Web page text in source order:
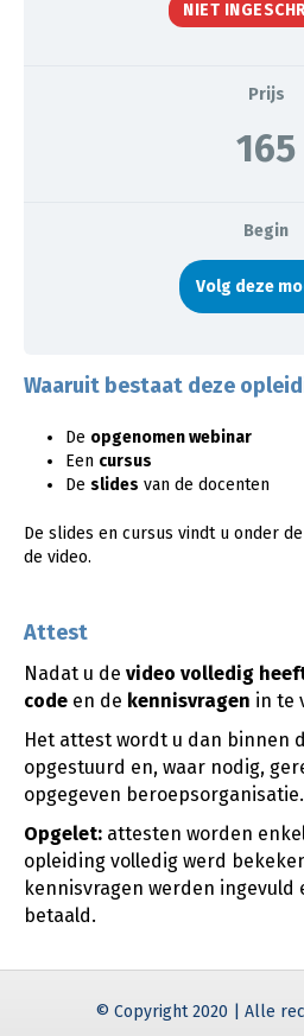
NIET
Prijs
165
Begin
Volg deze
Waaruit bestaat deze
De opgenomen webinar
Een cursus
De slides van de docenten
De slides en cursus vindt u onder
de video.
Attest
Nadat u de video volledig
code en de kennisvragen in te
Het attest wordt u dan binnen
opgestuurd en, waar nodig,
opgegeven beroepsorganisatie.
Opgelet: attesten worden
opleiding volledig werd
kennisvragen werden ingevuld
betaald.
© Copyright 2020 | Alle